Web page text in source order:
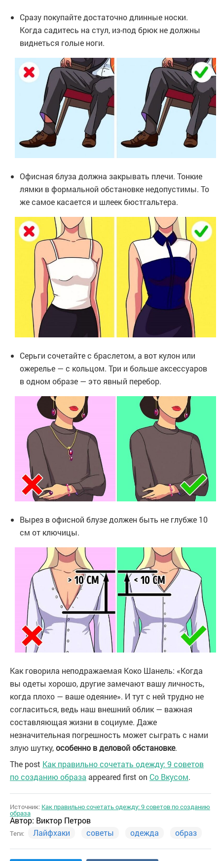
Сразу покупайте достаточно длинные носки.
Когда садитесь на стул, из-под брюк не должны
виднеться голые ноги.
Офисная блуза должна закрывать плечи. Тонкие
лямки в формальной обстановке недопустимы. То
же самое касается и шлеек бюстгальтера.
Серьги сочетайте с браслетом, а вот кулон или
ожерелье — с кольцом. Три и больше аксессуаров
в одном образе — это явный перебор.
Вырез в офисной блузе должен быть не глубже 10
см от ключицы.
Как говорила неподражаемая Коко Шанель: «Когда
вы одеты хорошо, другие замечают вашу личность,
когда плохо — ваше одеяние». И тут с ней трудно не
согласиться, ведь наш внешний облик — важная
составляющая жизни в социуме. Даже
незначительная погрешность может сыграть с нами
злую шутку,особенно в деловой обстановке.
The post Как правильно сочетать одежду: 9 советов
по созданию образа appeared first on Со Вкусом.
Источник: Как правильно сочетать одежду: 9 советов по созданию
образа
Автор: Виктор Петров
Теги: Лайфхаки советы одежда образ